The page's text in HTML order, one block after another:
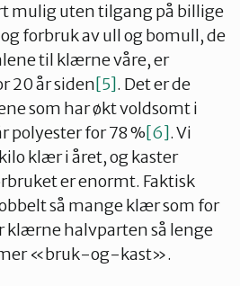
mulig uten tilgang på billige
forbruk av ull og bomull, de
til klærne våre, er
20 år siden[5]. Det er de
som har økt voldsomt i
polyester for 78 %[6]. Vi
klær i året, og kaster
er enormt. Faktisk
så mange klær som for
klærne halvparten så lenge
«bruk-og-kast».